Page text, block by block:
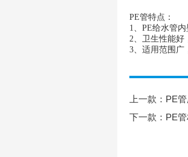
PE管特点：
1、PE给水管
2、卫生性能好
3、适用范围广
上一款： PE
下一款： PE